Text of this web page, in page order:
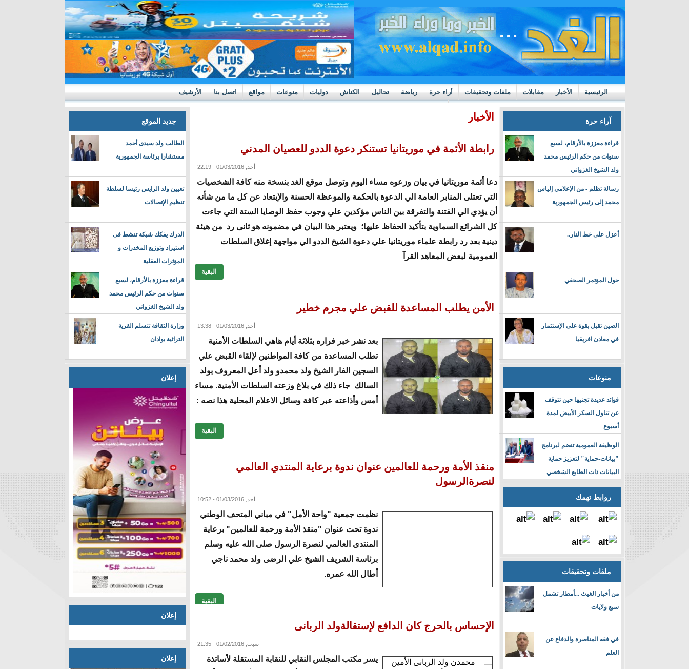
الرئيسية الأخبار مقابلات ملفات وتحقيقات أراء حرة رياضة تحاليل الكناش دوليات منوعات مواقع اتصل بنا الأرشيف
https://m.youtube.com/watch?v=GN10qW4W4hQ
آراء حرة
قراءة معززة بالأرقام، لسبع
سنوات من حكم الرئيس محمد
ولد الشيخ الغزواني
رسالة تظلم - من الإعلامي إلياس
محمد إلى رئيس الجمهورية
أعزل على خط النار..
حول المؤتمر الصحفي
الصين تقبل بقوة على الإستثمار
في معادن افريقيا
منوعات
فوائد عديدة تجنيها حين تتوقف
عن تناول السكر الأبيض لمدة
أسبوع
الوظيفة العمومية تنضم لبرنامج
"بيانات-حماية" لتعزيز حماية
البيانات ذات الطابع الشخصي
روابط تهمك
ملفات وتحقيقات
من أخبار الغيث ...أمطار تشمل
سبع ولايات
في فقه المناصرة والدفاع عن
العلم
الأخبار
رابطة الأئمة في موريتانيا تستنكر دعوة الددو للعصيان المدني
أحد, 01/03/2016 - 22:19
دعا أئمة موريتانيا في بيان وزعوه مساء اليوم وتوصل موقع الغد بنسخة منه كافة الشخصيات
التي تعتلى المنابر العامة الي الدعوة بالحكمة والموعظة الحسنة والإبتعاد عن كل ما من شأنه
أن يؤدي الي الفتنة والتفرقة بين الناس مؤكدين علي وجوب حفظ الوصايا الستة التي جاءت
كل الشرائع السماوية بتأكيد الحفاظ عليها؛ ويعتبر هذا البيان في مضمونه هو ثانى رد من هيئة
دينية بعد رد رابطة علماء موريتانيا علي دعوة الشيخ الددو الي مواجهة إغلاق السلطات
العمومية لبعض المعاهد القرآ
البقية
الأمن يطلب المساعدة للقبض علي مجرم خطير
أحد, 01/03/2016 - 13:38
بعد نشر خبر فراره بثلاثة أيام هاهي السلطات الأمنية
تطلب المساعدة من كافة المواطنين لإلقاء القبض علي
السجين الفار الشيخ ولد محمدو ولد أعل المعروف بولد
السالك جاء ذلك في بلاغ وزعته السلطات الأمنية. مساء
أمس وأذاعته عبر كافة وسائل الاعلام المحلية هذا نصه :
البقية
منقذ الأمة ورحمة للعالمين عنوان ندوة برعاية المنتدي العالمي
لنصرةالرسول
أحد, 01/03/2016 - 10:52
نظمت جمعية "واحة الأمل" في مباني المتحف الوطني
ندوة تحت عنوان "منقذ الأمة ورحمة للعالمين" برعاية
المنتدى العالمي لنصرة الرسول صلى الله عليه وسلم
برئاسة الشريف الشيخ علي الرضى ولد محمد ناجي
أطال الله عمره.
البقية
الإحساس بالحرج كان الدافع لإستقالةولد الربانى
سبت, 01/02/2016 - 21:35
يسر مكتب المجلس النقابي للنقابة المستقلة لأساتذة
جديد الموقع
الطالب ولد سيدى أحمد
مستشارا برئاسة الجمهورية
تعيين ولد الرايس رئيسا لسلطة
تنظيم الإتصالات
الدرك يفكك شبكة تنشط فى
استيراد وتوزيع المخدرات و
المؤثرات العقلية
قراءة معززة بالأرقام، لسبع
سنوات من حكم الرئيس محمد
ولد الشيخ الغزواني
وزارة الثقافة تتسلم القرية
التراثية بوادان
إعلان
إعلان
إعلان